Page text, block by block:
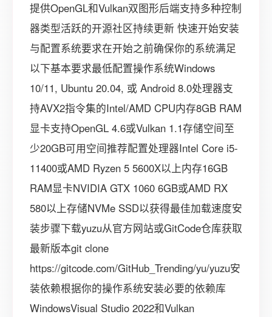
提供OpenGL和Vulkan双图形后端支持多种控制
器类型活跃的开源社区持续更新 快速开始安装
与配置系统要求在开始之前确保你的系统满足
以下基本要求最低配置操作系统Windows
10/11, Ubuntu 20.04, 或 Android 8.0处理器支
持AVX2指令集的Intel/AMD CPU内存8GB RAM
显卡支持OpenGL 4.6或Vulkan 1.1存储空间至
少20GB可用空间推荐配置处理器Intel Core i5-
11400或AMD Ryzen 5 5600X以上内存16GB
RAM显卡NVIDIA GTX 1060 6GB或AMD RX
580以上存储NVMe SSD以获得最佳加载速度安
装步骤下载yuzu从官方网站或GitCode仓库获取
最新版本git clone
https://gitcode.com/GitHub_Trending/yu/yuzu安
装依赖根据你的操作系统安装必要的依赖库
WindowsVisual Studio 2022和Vulkan